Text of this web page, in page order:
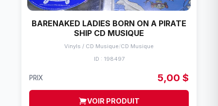
BARENAKED LADIES BORN ON A PIRATE
SHIP CD MUSIQUE
Vinyls / CD Musique/CD Musique
ID : 198497
PRIX 5,00 $
VOIR PRODUIT